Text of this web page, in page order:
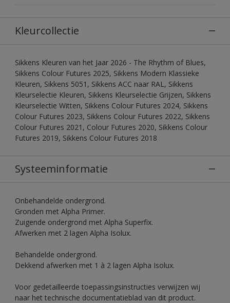
Kleurcollectie
Sikkens Kleuren van het Jaar 2026 - The Rhythm of Blues,
Sikkens Colour Futures 2025, Sikkens Modern Klassieke
Kleuren, Sikkens 5051, Sikkens ACC naar RAL, Sikkens
Kleurselectie Kleuren, Sikkens Kleurselectie Grijzen, Sikkens
Kleurselectie Witten, Sikkens Colour Futures 2024, Sikkens
Colour Futures 2023, Sikkens Colour Futures 2022, Sikkens
Colour Futures 2021, Colour Futures 2020, Sikkens Colour
Futures 2019, Sikkens Colour Futures 2018
Systeeminformatie
Onbehandelde ondergrond.
Gronden met Alpha Primer.
Zuigende ondergrond met Alpha Superfix.
Afwerken met 2 lagen Alpha Isolux.
Behandelde ondergrond.
Dekkend afwerken met 1 à 2 lagen Alpha Isolux.
Voor gedetailleerde toepassingsinstructies verwijzen wij
naar het technische documentatieblad van dit product.